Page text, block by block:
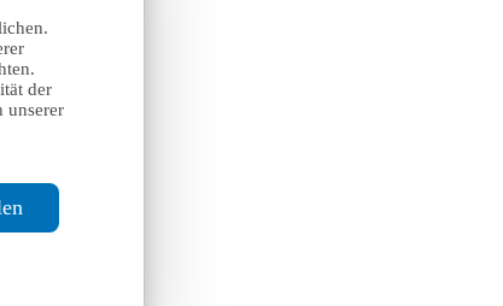
der
unserer